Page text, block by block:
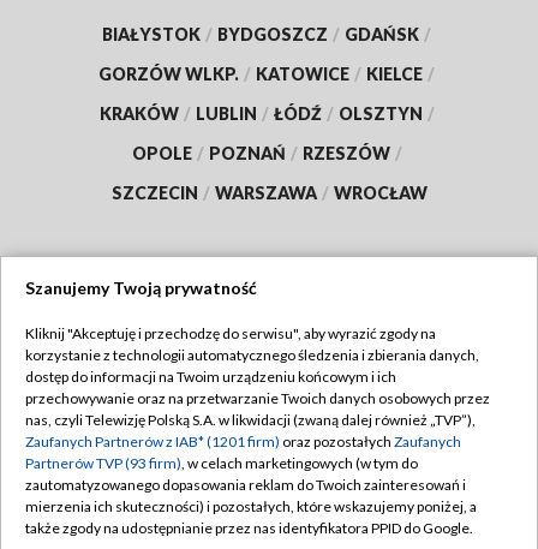
BIAŁYSTOK / BYDGOSZCZ / GDAŃSK /
GORZÓW WLKP. / KATOWICE / KIELCE /
KRAKÓW / LUBLIN / ŁÓDŹ / OLSZTYN /
OPOLE / POZNAŃ / RZESZÓW /
SZCZECIN / WARSZAWA / WROCŁAW
TVP
Abonament TVP
Emisja w TVP
Centrum informacji TVP
Naziemna Telewizja Cyfrowa
Regulamin TVP
Polityka prywatności
Moje zgody
Pomoc
Szanujemy Twoją prywatność
Kliknij "Akceptuję i przechodzę do serwisu", aby wyrazić zgody na
korzystanie z technologii automatycznego śledzenia i zbierania danych,
dostęp do informacji na Twoim urządzeniu końcowym i ich
przechowywanie oraz na przetwarzanie Twoich danych osobowych przez
nas, czyli Telewizję Polską S.A. w likwidacji (zwaną dalej również „TVP”),
Zaufanych Partnerów z IAB* (1201 firm) oraz pozostałych Zaufanych
Partnerów TVP (93 firm), w celach marketingowych (w tym do
zautomatyzowanego dopasowania reklam do Twoich zainteresowań i
mierzenia ich skuteczności) i pozostałych, które wskazujemy poniżej, a
także zgody na udostępnianie przez nas identyfikatora PPID do Google.